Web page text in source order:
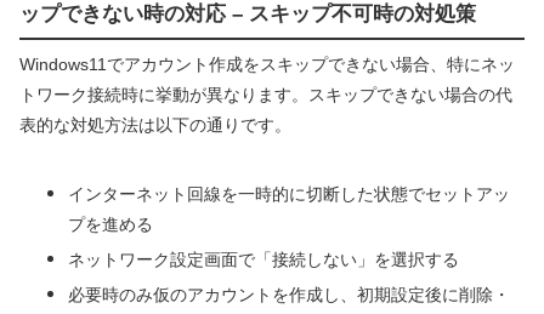
ップできない時の対応 – スキップ不可時の対処策
Windows11でアカウント作成をスキップできない場合、特にネッ
トワーク接続時に挙動が異なります。スキップできない場合の代
表的な対処方法は以下の通りです。
インターネット回線を一時的に切断した状態でセットアッ
プを進める
ネットワーク設定画面で「接続しない」を選択する
必要時のみ仮のアカウントを作成し、初期設定後に削除・